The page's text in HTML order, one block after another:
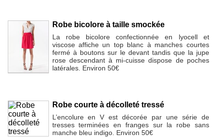
Robe bicolore à taille smockée
La robe bicolore confectionnée en lyocell et
viscose affiche un top blanc à manches courtes
fermé à boutons sur le devant tandis que la jupe
rose descendant à mi-cuisse dispose de poches
latérales. Environ 50€
Robe courte à décolleté tressé
L’encolure en V est décorée par une série de
tresses terminées en franges sur la robe sans
manche bleu indigo. Environ 50€